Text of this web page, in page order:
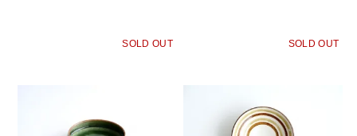
SOLD OUT SOLD OUT